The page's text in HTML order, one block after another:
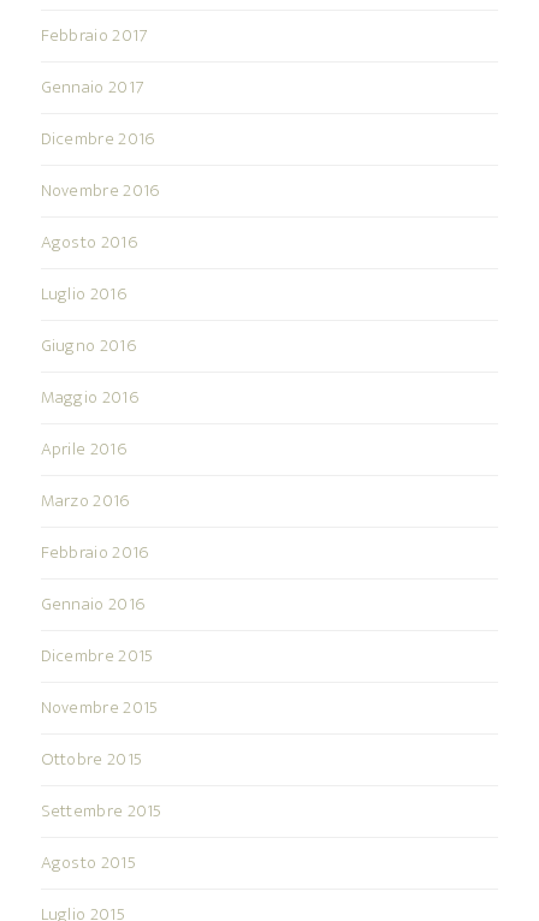
Febbraio 2017
Gennaio 2017
Dicembre 2016
Novembre 2016
Agosto 2016
Luglio 2016
Giugno 2016
Maggio 2016
Aprile 2016
Marzo 2016
Febbraio 2016
Gennaio 2016
Dicembre 2015
Novembre 2015
Ottobre 2015
Settembre 2015
Agosto 2015
Luglio 2015